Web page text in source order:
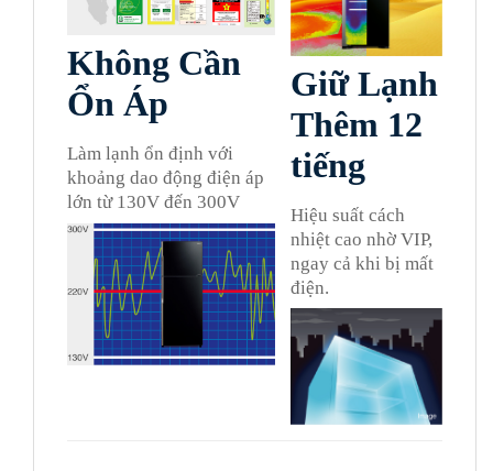
Không Cần
Ổn Áp
Làm lạnh ổn định với
khoảng dao động điện áp
lớn từ 130V đến 300V
Giữ Lạnh
Thêm 12
tiếng
Hiệu suất cách
nhiệt cao nhờ VIP,
ngay cả khi bị mất
điện.